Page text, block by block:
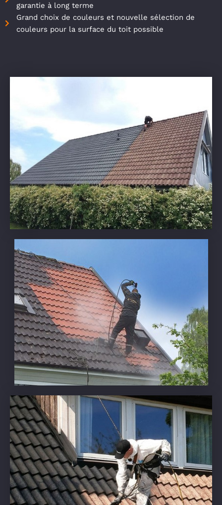
garantie à long terme
Grand choix de couleurs et nouvelle sélection de
couleurs pour la surface du toit possible